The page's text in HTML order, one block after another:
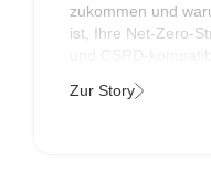
zukommen und
ist, Ihre Net-Zero-
Zur Story